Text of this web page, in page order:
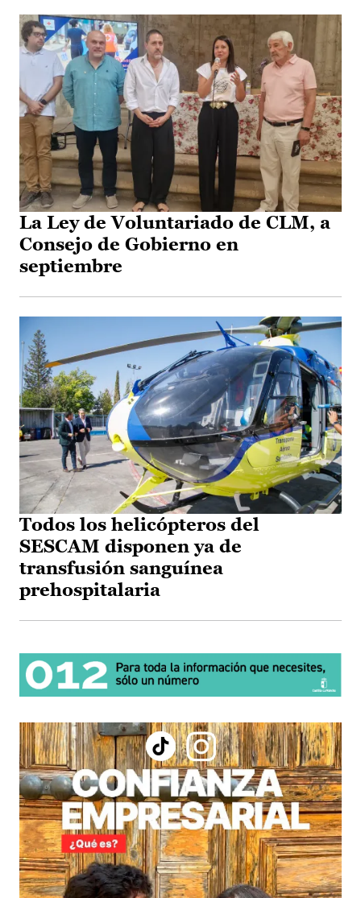
La Ley de Voluntariado de CLM, a
Consejo de Gobierno en
septiembre
Todos los helicópteros del
SESCAM disponen ya de
transfusión sanguínea
prehospitalaria